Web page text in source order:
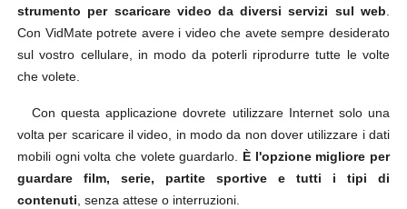
strumento per scaricare video da diversi servizi sul web
Con VidMate potrete avere i video che avete sempre desiderato
sul vostro cellulare, in modo da poterli riprodurre tutte le volte
che volete.
Con questa applicazione dovrete utilizzare Internet solo una
volta per scaricare il video, in modo da non dover utilizzare i dati
mobili ogni volta che volete guardarlo. È l'opzione migliore per
guardare film, serie, partite sportive e tutti i tipi di
contenuti , senza attese o interruzioni.